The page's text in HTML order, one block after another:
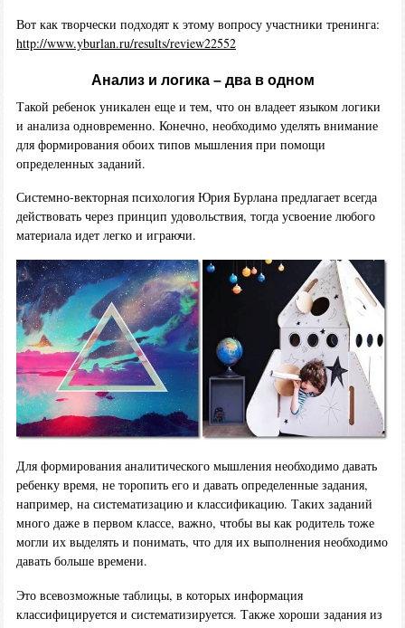
Вот как творчески подходят к этому вопросу участники тренинга:
http://www.yburlan.ru/results/review22552
Анализ и логика – два в одном
Такой ребенок уникален еще и тем, что он владеет языком логики
и анализа одновременно. Конечно, необходимо уделять внимание
для формирования обоих типов мышления при помощи
определенных заданий.
Системно-векторная психология Юрия Бурлана предлагает всегда
действовать через принцип удовольствия, тогда усвоение любого
материала идет легко и играючи.
Для формирования аналитического мышления необходимо давать
ребенку время, не торопить его и давать определенные задания,
например, на систематизацию и классификацию. Таких заданий
много даже в первом классе, важно, чтобы вы как родитель тоже
могли их выделять и понимать, что для их выполнения необходимо
давать больше времени.
Это всевозможные таблицы, в которых информация
классифицируется и систематизируется. Также хороши задания из